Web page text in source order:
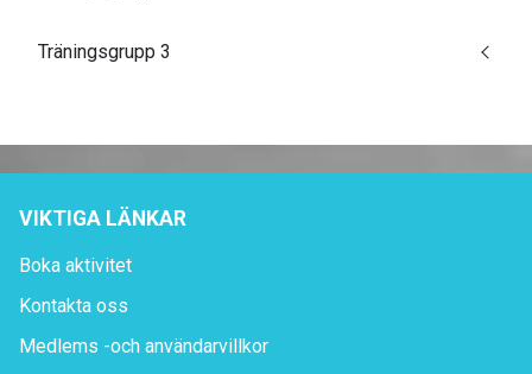
Träningsgrupp 3
VIKTIGA LÄNKAR
Boka aktivitet
Kontakta oss
Medlems -och användarvillkor